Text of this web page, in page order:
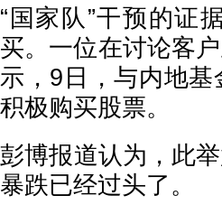
“国家队”干预的证
买。一位在讨论客
示，9日，与内地
积极购买股票。
彭博报道认为，此
暴跌已经过头了。